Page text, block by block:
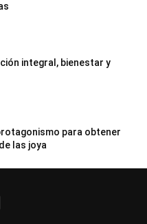
integral, bienestar y
para obtener
las joya